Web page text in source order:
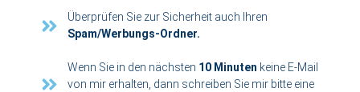
Überprüfen Sie zur Sicherheit auch Ihren
Spam/Werbungs-Ordner.
Wenn Sie in den nächsten 10 Minuten keine E-Mail
von mir erhalten, dann schreiben Sie mir bitte eine